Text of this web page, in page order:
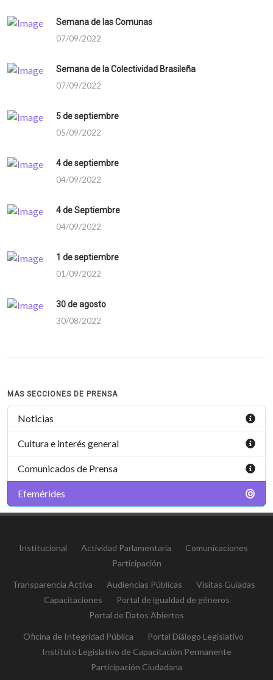
Semana de las Comunas
07/09/2022
Semana de la Colectividad Brasileña
07/09/2022
5 de septiembre
05/09/2022
4 de septiembre
04/09/2022
4 de Septiembre
04/09/2022
1 de septiembre
01/09/2022
30 de agosto
30/08/2022
MAS SECCIONES DE PRENSA
Noticias
Cultura e interés general
Comunicados de Prensa
Efemérides
Institucional Actividad Parlamentaria
Comunicaciones
Participación
Transparencia Activa Audiencias Públicas
Visitas Guiadas
Capacitaciones
Portal de igualdad de géneros
Portal de Datos Abiertos
Oficina de Integridad Pública
Portal Diálogo Legislativo
Instituto Legislativo de Capacitación Permanente
Participación Ciudadana